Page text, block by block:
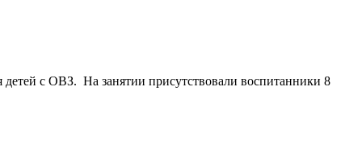
с ОВЗ. На занятии присутствовали воспитанники 8